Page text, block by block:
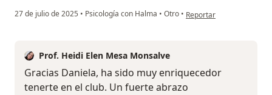
27 de julio de 2025 • Psicología con Halma • Otro • en opinión del usuario
Reportar
Prof. Heidi Elen Mesa Monsalve
Gracias Daniela, ha sido muy enriquecedor
tenerte en el club. Un fuerte abrazo